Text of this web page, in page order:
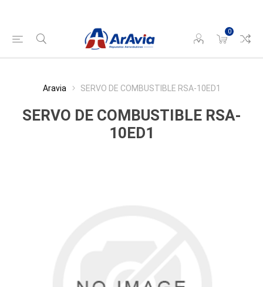
0
Aravia SERVO DE COMBUSTIBLE RSA-10ED1
SERVO DE COMBUSTIBLE RSA-
10ED1